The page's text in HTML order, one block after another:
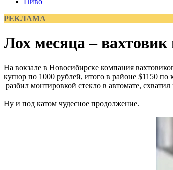
Пиво
РЕКЛАМА
Лох месяца –
На вокзале в Новосибирске компания
купюр по 1000 рублей, итого в районе $1150 по
разбил монтировкой стекло в автомате, схватил
Ну и под катом чудесное продолжение.